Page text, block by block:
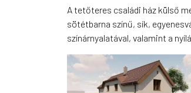
A tetőteres családi ház külső
sötétbarna színű, sík,
színárnyalatával, valamint a